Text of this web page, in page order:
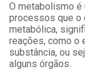
O metabolismo é
processos que o
metabólica,
reações, como o
substância, ou
alguns órgãos.